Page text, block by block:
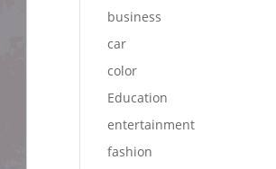
business
car
color
Education
entertainment
fashion